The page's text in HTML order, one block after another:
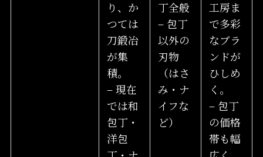
り、か
つては
刀鍛冶
が集
積。
– 現在
では和
包丁・
洋包
丁全般
– 包丁
以外の
刃物
（はさ
み・ナ
イフな
ど）
工房ま
で多彩
なブラ
ンドが
ひしめ
く。
– 包丁
の価格
帯も幅